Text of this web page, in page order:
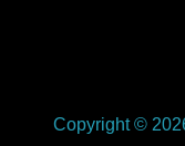
Copyright ©